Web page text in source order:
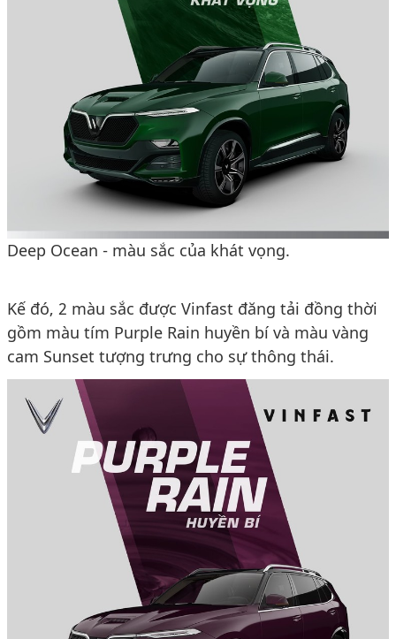
Deep Ocean - màu sắc của khát vọng.
Kế đó, 2 màu sắc được Vinfast đăng tải đồng thời
gồm màu tím Purple Rain huyền bí và màu vàng
cam Sunset tượng trưng cho sự thông thái.